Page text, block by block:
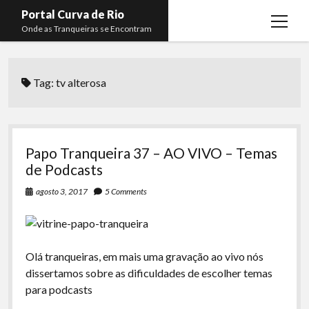
Portal Curva de Rio
Onde as Tranqueiras se Encontram
open
menu
Curva de Rio
Komos
La Siesta Podcast
Arquivo CDR
Papo Tranqueira
Membros
Lucas Oliveira
Kaique Xavier
Tag:tv alterosa
Papo Tranqueira 37 – AO VIVO – Temas
de Podcasts
agosto 3, 2017 5 Comments
Olá tranqueiras, em mais uma gravação ao vivo nós
dissertamos sobre as dificuldades de escolher temas
para podcasts